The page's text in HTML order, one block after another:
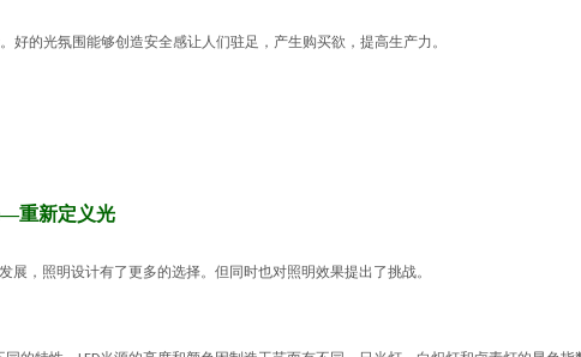
好的光氛围能够创造安全感让人们驻足，产生购买欲，提高生产力。
—重新定义光
展，照明设计有了更多的选择。但同时也对照明效果提出了挑战。